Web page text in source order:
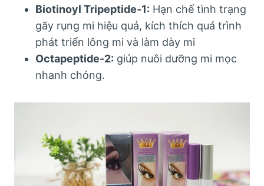
Biotinoyl Tripeptide-1: Hạn chế tình trạng
gãy rụng mi hiệu quả, kích thích quá trình
phát triển lông mi và làm dày mi
Octapeptide-2: giúp nuôi dưỡng mi mọc
nhanh chóng.